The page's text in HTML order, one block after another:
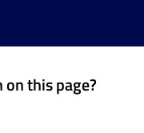
this page?